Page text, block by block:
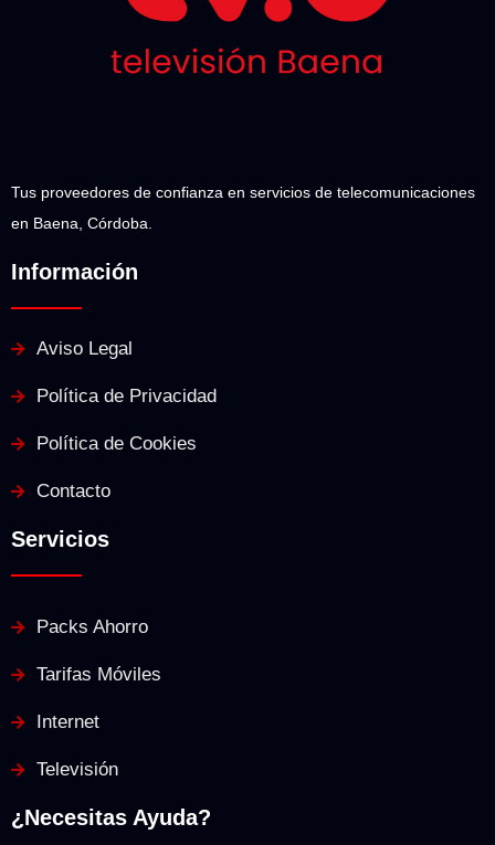
Tus proveedores de confianza en servicios de telecomunicaciones
en Baena, Córdoba.
Información
Aviso Legal
Política de Privacidad
Política de Cookies
Contacto
Servicios
Packs Ahorro
Tarifas Móviles
Internet
Televisión
¿Necesitas Ayuda?